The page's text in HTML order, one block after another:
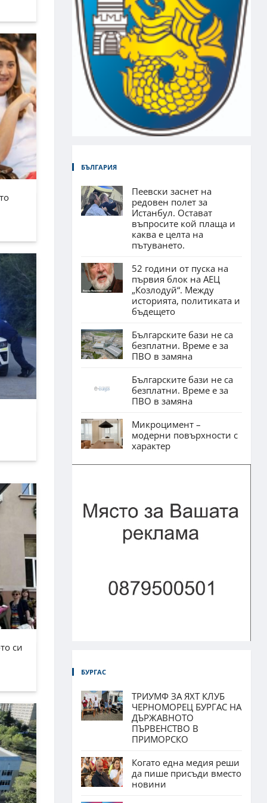
си
БЪЛГАРИЯ
Пеевски заснет на
редовен полет за
Истанбул. Остават
въпросите кой плаща и
каква е целта на
пътуването.
52 години от пуска на
първия блок на АЕЦ
„Козлодуй“. Между
историята, политиката и
бъдещето
Българските бази не са
безплатни. Време е за
ПВО в замяна
Българските бази не са
безплатни. Време е за
ПВО в замяна
Микроцимент –
модерни повърхности с
характер
БУРГАС
ТРИУМФ ЗА ЯХТ КЛУБ
ЧЕРНОМОРЕЦ БУРГАС НА
ДЪРЖАВНОТО
ПЪРВЕНСТВО В
ПРИМОРСКО
Когато една медия реши
да пише присъди вместо
новини